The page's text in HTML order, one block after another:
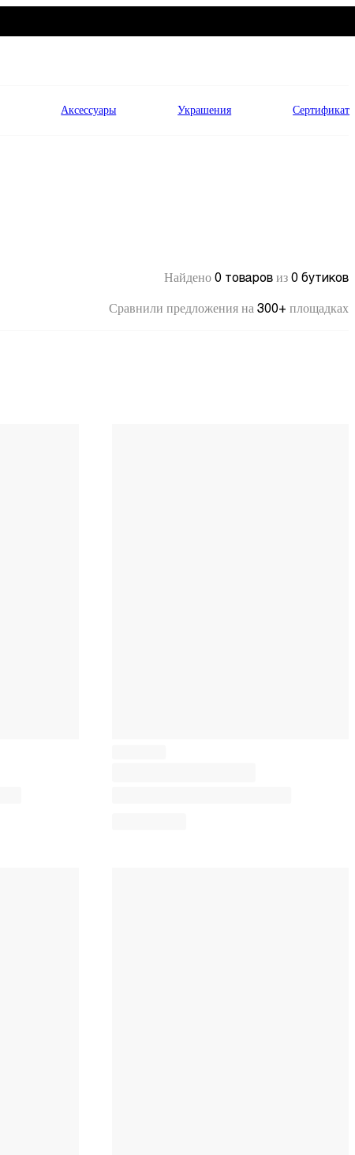
Аксессуары Украшения Сертификат
Найдено 0 товаров из 0 бутиков
Сравнили предложения на 300+ площадках